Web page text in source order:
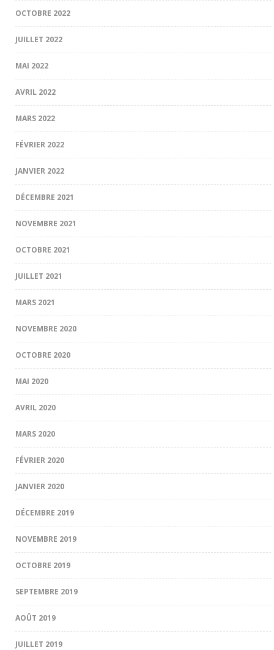
OCTOBRE 2022
JUILLET 2022
MAI 2022
AVRIL 2022
MARS 2022
FÉVRIER 2022
JANVIER 2022
DÉCEMBRE 2021
NOVEMBRE 2021
OCTOBRE 2021
JUILLET 2021
MARS 2021
NOVEMBRE 2020
OCTOBRE 2020
MAI 2020
AVRIL 2020
MARS 2020
FÉVRIER 2020
JANVIER 2020
DÉCEMBRE 2019
NOVEMBRE 2019
OCTOBRE 2019
SEPTEMBRE 2019
AOÛT 2019
JUILLET 2019